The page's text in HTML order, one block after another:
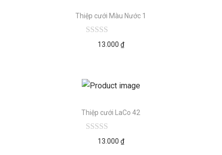
Thiệp cưới Màu Nước 1
13.000 ₫
Thiệp cưới LaCo 42
13.000 ₫